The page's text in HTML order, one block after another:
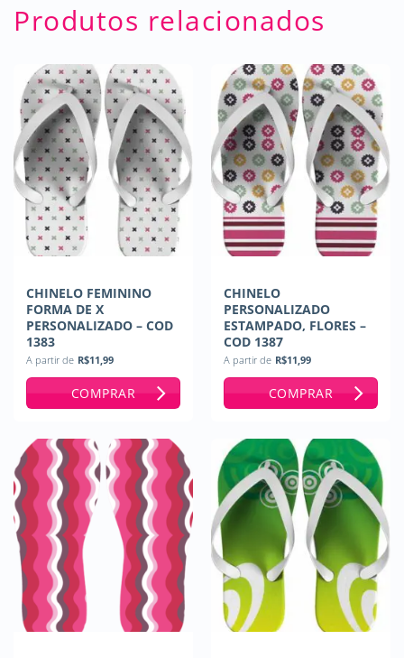
Produtos relacionados
CHINELO FEMININO
FORMA DE X
PERSONALIZADO – COD
1383
A partir de R$11,99
COMPRAR
CHINELO
PERSONALIZADO
ESTAMPADO, FLORES –
COD 1387
A partir de R$11,99
COMPRAR